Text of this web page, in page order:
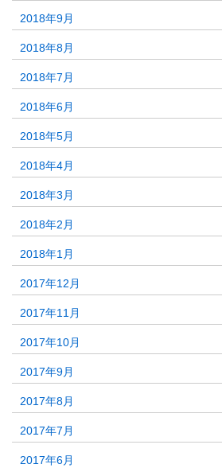
2018年9月
2018年8月
2018年7月
2018年6月
2018年5月
2018年4月
2018年3月
2018年2月
2018年1月
2017年12月
2017年11月
2017年10月
2017年9月
2017年8月
2017年7月
2017年6月